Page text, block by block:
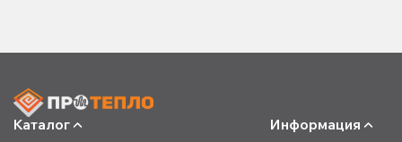
Каталог Информация